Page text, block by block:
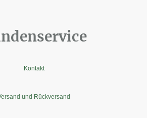
Kontakt
und Rückversand